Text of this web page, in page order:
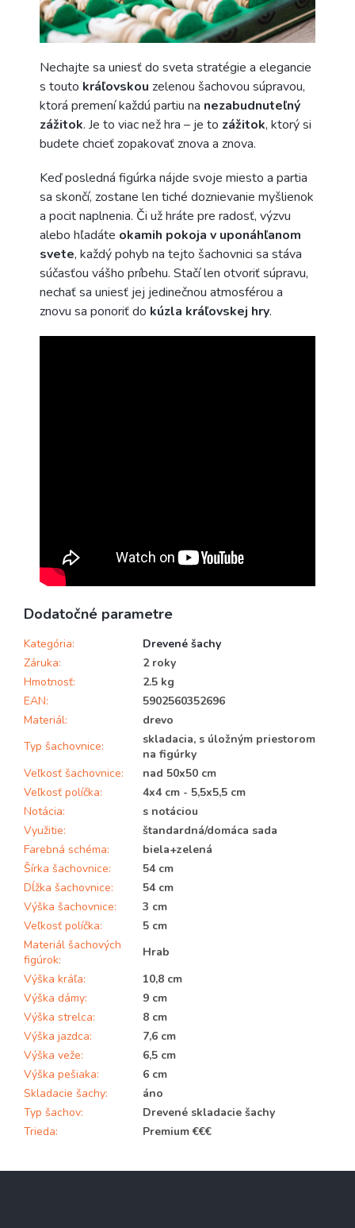
Nechajte sa uniesť do sveta stratégie a elegancie
s touto kráľovskou zelenou šachovou súpravou,
ktorá premení každú partiu na nezabudnuteľný
zážitok. Je to viac než hra – je to zážitok, ktorý si
budete chcieť zopakovať znova a znova.
Keď posledná figúrka nájde svoje miesto a partia
sa skončí, zostane len tiché doznievanie myšlienok
a pocit naplnenia. Či už hráte pre radosť, výzvu
alebo hľadáte okamih pokoja v uponáhľanom
svete, každý pohyb na tejto šachovnici sa stáva
súčasťou vášho príbehu. Stačí len otvoriť súpravu,
nechať sa uniesť jej jedinečnou atmosférou a
znovu sa ponoriť do kúzla kráľovskej hry.
Dodatočné parametre
Kategória:
Drevené šachy
Záruka:
2 roky
Hmotnosť:
2.5 kg
EAN:
5902560352696
Materiál:
drevo
Typ šachovnice:
skladacia, s úložným priestorom
na figúrky
Veľkosť šachovnice:
nad 50x50 cm
Veľkosť políčka:
4x4 cm - 5,5x5,5 cm
Notácia:
s notáciou
Využitie:
štandardná/domáca sada
Farebná schéma:
biela+zelená
Šírka šachovnice:
54 cm
Dĺžka šachovnice:
54 cm
Výška šachovnice:
3 cm
Veľkosť políčka:
5 cm
Materiál šachových
figúrok:
Hrab
Výška kráľa:
10,8 cm
Výška dámy:
9 cm
Výška strelca:
8 cm
Výška jazdca:
7,6 cm
Výška veže:
6,5 cm
Výška pešiaka:
6 cm
Skladacie šachy:
áno
Typ šachov:
Drevené skladacie šachy
Trieda: Premium €€€